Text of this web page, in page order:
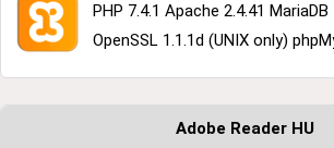
PHP 7.4.1 Apache 2.4.41 MariaDB
OpenSSL 1.1.1d (UNIX only)
Adobe Reader HU